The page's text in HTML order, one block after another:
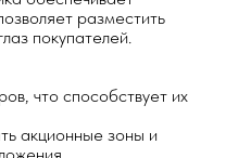
склада,
для